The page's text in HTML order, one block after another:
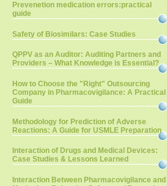
Prevenetion medication errors:practical
guide
Safety of Biosimilars: Case Studies
QPPV as an Auditor: Auditing Partners and
Providers – What Knowledge is Essential?
How to Choose the "Right" Outsourcing
Company in Pharmacovigilance: A Practical
Guide
Methodology for Prediction of Adverse
Reactions: A Guide for USMLE Preparation
Interaction of Drugs and Medical Devices:
Case Studies & Lessons Learned
Interaction Between Pharmacovigilance and